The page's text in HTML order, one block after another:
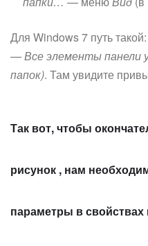
Для Windows 7 путь такой:
— Все элементы панели
папок). Там увидите
Так вот, чтобы
рисунок , нам
параметры в свойствах